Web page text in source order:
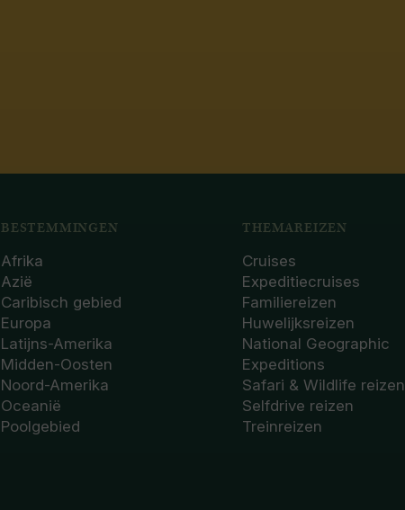
BESTEMMINGEN
Afrika
Azië
Caribisch gebied
Europa
Latijns-Amerika
Midden-Oosten
Noord-Amerika
Oceanië
Poolgebied
THEMAREIZEN
Cruises
Expeditiecruises
Familiereizen
Huwelijksreizen
National Geographic
Expeditions
Safari & Wildlife reizen
Selfdrive reizen
Treinreizen